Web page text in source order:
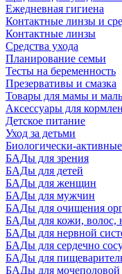
Ежедневная гигиена
Контактные линзы и
Контактные линзы
Средства ухода
Планирование семьи
Тесты на беременность
Презервативы и смазка
Товары для мамы и
Аксессуары для
Детское питание
Уход за детьми
Биологически-
БАДы для зрения
БАДы для детей
БАДы для женщин
БАДы для мужчин
БАДы для очищения
БАДы для кожи, волос,
БАДы для нервной
БАДы для сердечно
БАДы для
БАДы для мочеполовой